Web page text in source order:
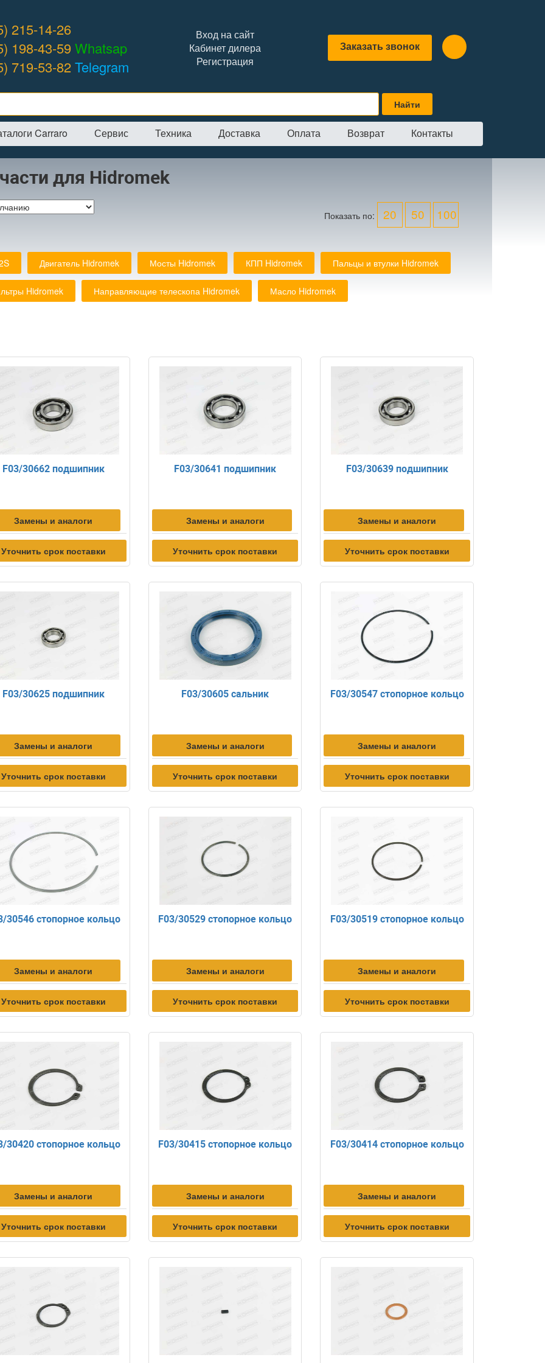
215-14-26
198-43-59Whatsap
719-53-82Telegram
Вход на сайт
Кабинет дилера
Регистрация
Заказать звонок
Carraro Сервис Техника Доставка Оплата Возврат Контакты
→Интернет-магазин →Hidromek
для Hidromek
Показать по: 20 50 100
Двигатель Hidromek Мосты Hidromek КПП Hidromek Пальцы и втулки Hidromek
Hidromek Направляющие телескопа Hidromek Масло Hidromek
F03/30662 подшипник
Замены и аналоги
Уточнить срок поставки
F03/30641 подшипник
Замены и аналоги
Уточнить срок поставки
F03/30639 подшипник
Замены и аналоги
Уточнить срок поставки
F03/30625 подшипник
Замены и аналоги
Уточнить срок поставки
F03/30605 сальник
Замены и аналоги
Уточнить срок поставки
F03/30547 стопорное кольцо
Замены и аналоги
Уточнить срок поставки
30546 стопорное кольцо
Замены и аналоги
Уточнить срок поставки
F03/30529 стопорное кольцо
Замены и аналоги
Уточнить срок поставки
F03/30519 стопорное кольцо
Замены и аналоги
Уточнить срок поставки
30420 стопорное кольцо
Замены и аналоги
Уточнить срок поставки
F03/30415 стопорное кольцо
Замены и аналоги
Уточнить срок поставки
F03/30414 стопорное кольцо
Замены и аналоги
Уточнить срок поставки